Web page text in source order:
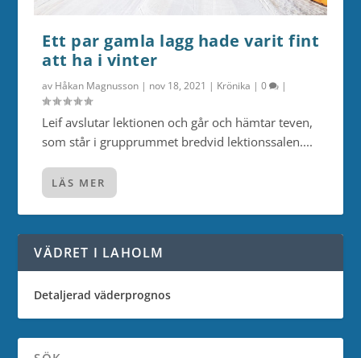
Ett par gamla lagg hade varit fint
att ha i vinter
av Håkan Magnusson | nov 18, 2021 | Krönika |0 |
Leif avslutar lektionen och går och hämtar teven,
som står i grupprummet bredvid lektionssalen....
LÄS MER
VÄDRET I LAHOLM
Detaljerad väderprognos